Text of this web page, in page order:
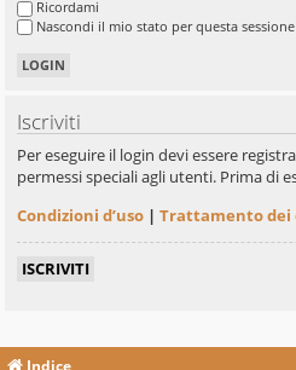
Ricordami
Nascondi il mio stato per questa sessione
Iscriviti
Per eseguire il login devi essere
permessi speciali agli utenti. Prima di
Condizioni d’uso | Trattamento dei
ISCRIVITI
Indice